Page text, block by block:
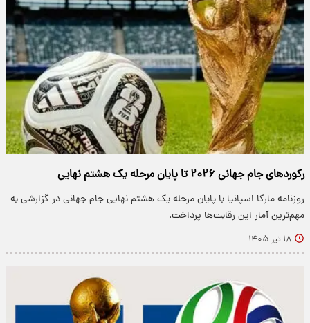
رکوردهای جام جهانی ۲۰۲۶ تا پایان مرحله یک هشتم نهایی
روزنامه مارکا اسپانیا با پایان مرحله یک هشتم نهایی جام جهانی در گزارشی به
مهم‌ترین آمار این رقابت‌ها پرداخت.
۱۸ تیر ۱۴۰۵